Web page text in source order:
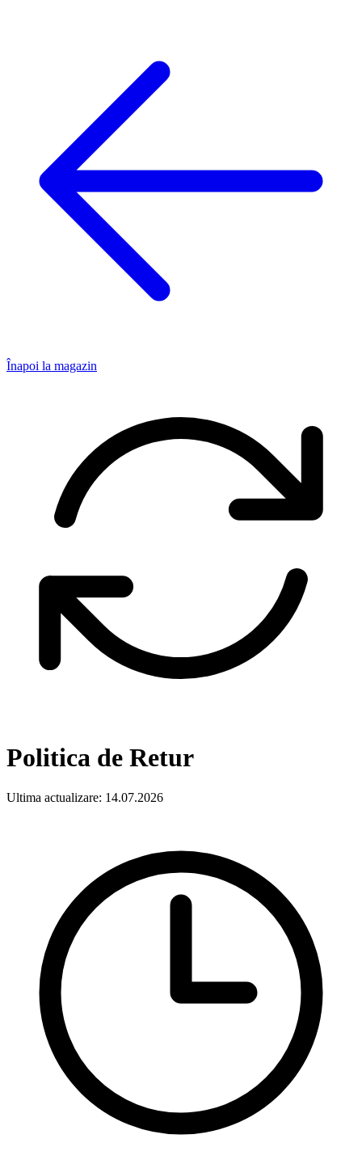
Înapoi la magazin
Politica de Retur
Ultima actualizare: 14.07.2026